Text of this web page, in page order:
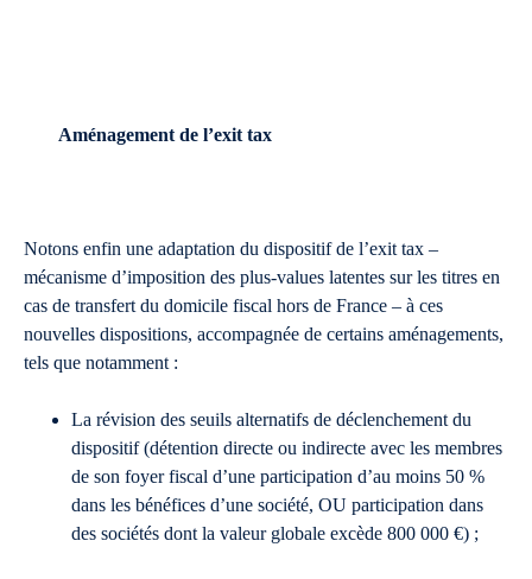
Aménagement de l’exit tax
Notons enfin une adaptation du dispositif de l’exit tax –
mécanisme d’imposition des plus-values latentes sur les titres en
cas de transfert du domicile fiscal hors de France – à ces
nouvelles dispositions, accompagnée de certains aménagements,
tels que notamment :
La révision des seuils alternatifs de déclenchement du
dispositif (détention directe ou indirecte avec les membres
de son foyer fiscal d’une participation d’au moins 50 %
dans les bénéfices d’une société, OU participation dans
des sociétés dont la valeur globale excède 800 000 €) ;